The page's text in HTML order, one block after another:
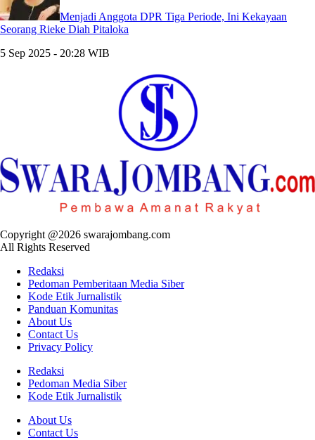
Menjadi Anggota DPR Tiga Periode, Ini Kekayaan
Seorang Rieke Diah Pitaloka
5 Sep 2025 - 20:28 WIB
Copyright @2026 swarajombang.com
All Rights Reserved
Redaksi
Pedoman Pemberitaan Media Siber
Kode Etik Jurnalistik
Panduan Komunitas
About Us
Contact Us
Privacy Policy
Redaksi
Pedoman Media Siber
Kode Etik Jurnalistik
About Us
Contact Us